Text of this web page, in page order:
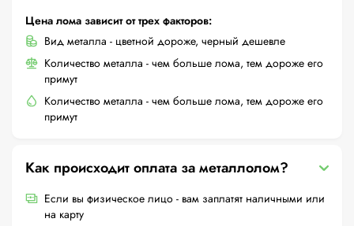
Цена лома зависит от трех факторов:
Вид металла - цветной дороже, черный дешевле
Количество металла - чем больше лома, тем дороже его
примут
Количество металла - чем больше лома, тем дороже его
примут
Как происходит оплата за металлолом?
Если вы физическое лицо - вам заплатят наличными или
на карту